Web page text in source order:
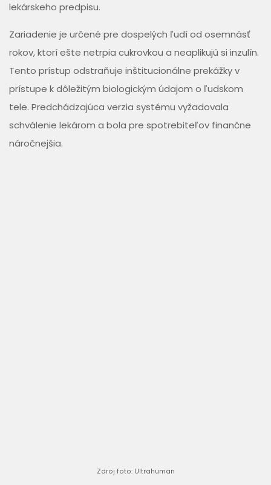
lekárskeho predpisu.
Zariadenie je určené pre dospelých ľudí od osemnásť
rokov, ktorí ešte netrpia cukrovkou a neaplikujú si inzulín.
Tento prístup odstraňuje inštitucionálne prekážky v
prístupe k dôležitým biologickým údajom o ľudskom
tele. Predchádzajúca verzia systému vyžadovala
schválenie lekárom a bola pre spotrebiteľov finančne
náročnejšia.
Zdroj foto: Ultrahuman